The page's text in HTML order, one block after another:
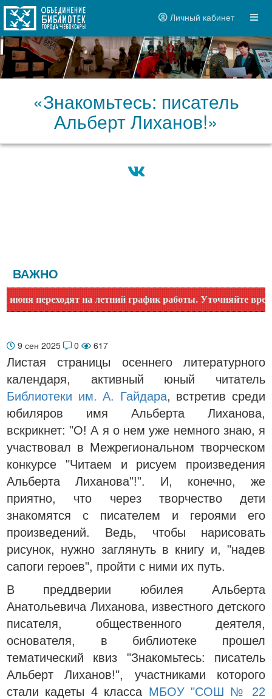
Личный кабинет
«Знакомьтесь: писатель
Альберт Лиханов!»
ВАЖНО
на летний график работы. Уточняйте время
9 сен 2025 0 617
Листая страницы осеннего литературного
календаря, активный юный читатель
Библиотеки им. А. Гайдара, встретив среди
юбиляров имя Альберта Лиханова,
вскрикнет: "О! А я о нем уже немного знаю, я
участвовал в Межрегиональном творческом
конкурсе "Читаем и рисуем произведения
Альберта Лиханова"!". И, конечно, же
приятно, что через творчество дети
знакомятся с писателем и героями его
произведений. Ведь, чтобы нарисовать
рисунок, нужно заглянуть в книгу и, "надев
сапоги героев", пройти с ними их путь.
В преддверии юбилея Альберта
Анатольевича Лиханова, известного детского
писателя, общественного деятеля,
основателя, в библиотеке прошел
тематический квиз "Знакомьтесь: писатель
Альберт Лиханов!", участниками которого
стали кадеты 4 класса МБОУ "СОШ № 22